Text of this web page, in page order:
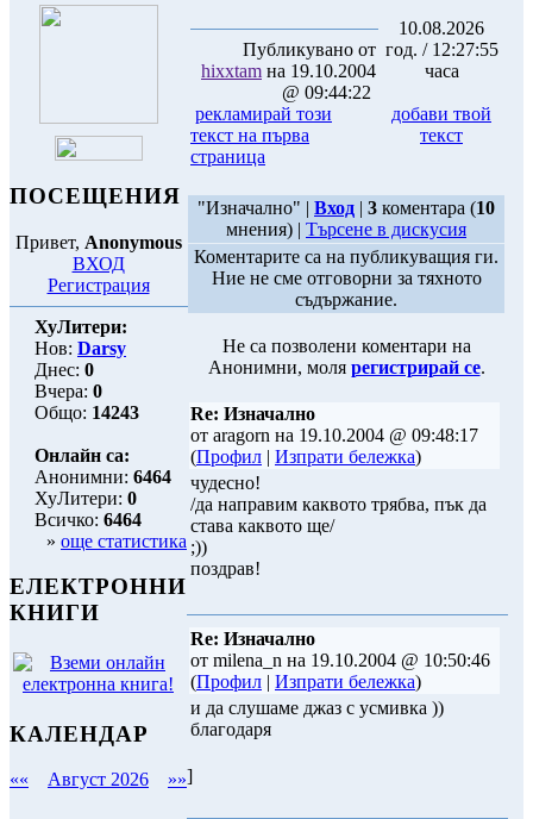
ПОСЕЩЕНИЯ
Привет, Anonymous
ВХОД
Регистрация
ХуЛитери:
Нов: Darsy
Днес: 0
Вчера: 0
Общо: 14243
Онлайн са:
Анонимни: 6464
ХуЛитери: 0
Всичко: 6464
» още статистика
ЕЛЕКТРОННИ
КНИГИ
КАЛЕНДАР
«« Август 2026 »»
Публикувано от
hixxtam на 19.10.2004
@ 09:44:22
рекламирай този
текст на първа
страница
10.08.2026
год. / 12:27:55
часа
добави твой
текст
"Изначално" | Вход | 3 коментара (10
мнения) | Търсене в дискусия
Коментарите са на публикуващия ги.
Ние не сме отговорни за тяхното
съдържание.
Не са позволени коментари на
Анонимни, моля регистрирай се.
Re: Изначално
от aragorn на 19.10.2004 @ 09:48:17
(Профил | Изпрати бележка)
чудесно!
/да направим каквото трябва, пък да
става каквото ще/
;))
поздрав!
Re: Изначално
от milena_n на 19.10.2004 @ 10:50:46
(Профил | Изпрати бележка)
и да слушаме джаз с усмивка ))
благодаря
]